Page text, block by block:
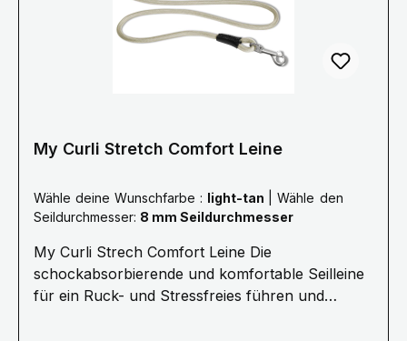
My Curli Stretch Comfort Leine
Wähle deine Wunschfarbe : light-tan
Seildurchmesser: 8 mm Seildurchmesser
My Curli Strech Comfort Leine Die
schockabsorbierende und komfortable Seilleine
für ein Ruck- und Stressfreies führen und